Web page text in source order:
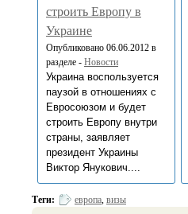
строить Европу в
Украине
Опубликовано 06.06.2012 в
разделе - Новости
Украина воспользуется
паузой в отношениях с
Евросоюзом и будет
строить Европу внутри
страны, заявляет
президент Украины
Виктор Янукович....
Теги: европа, визы